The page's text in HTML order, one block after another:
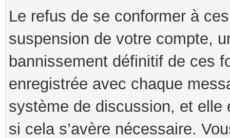
Le refus de se conformer à
suspension de votre compte,
bannissement définitif de ces
enregistrée avec chaque
système de discussion, et elle
si cela s’avère nécessaire.